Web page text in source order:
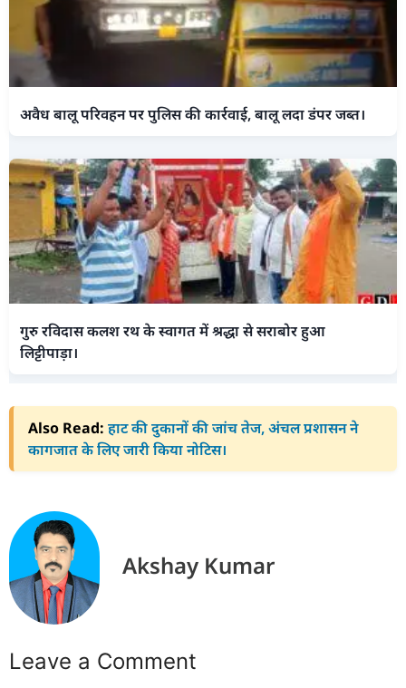
अवैध बालू परिवहन पर पुलिस की कार्रवाई, बालू लदा डंपर जब्त।
गुरु रविदास कलश रथ के स्वागत में श्रद्धा से सराबोर हुआ
लिट्टीपाड़ा।
Also Read: हाट की दुकानों की जांच तेज, अंचल प्रशासन ने
कागजात के लिए जारी किया नोटिस।
Akshay Kumar
Leave a Comment